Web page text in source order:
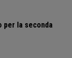
per la seconda